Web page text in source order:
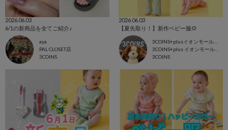
2026.06.03
6/1の新商品を全てご紹介♪
aya
PAL CLOSET店
3COINS
2026.06.03
【夏先取り！】新作ベビー服🌻
3COINS